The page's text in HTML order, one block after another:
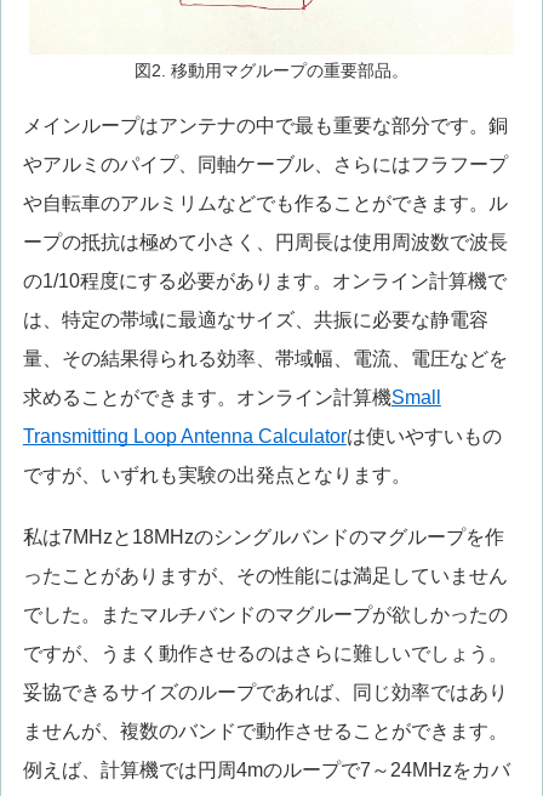
図2. 移動用マグループの重要部品。
メインループはアンテナの中で最も重要な部分です。銅
やアルミのパイプ、同軸ケーブル、さらにはフラフープ
や自転車のアルミリムなどでも作ることができます。ル
ープの抵抗は極めて小さく、円周長は使用周波数で波長
の1/10程度にする必要があります。オンライン計算機で
は、特定の帯域に最適なサイズ、共振に必要な静電容
量、その結果得られる効率、帯域幅、電流、電圧などを
求めることができます。オンライン計算機Small
Transmitting Loop Antenna Calculatorは使いやすいもの
ですが、いずれも実験の出発点となります。
私は7MHzと18MHzのシングルバンドのマグループを作
ったことがありますが、その性能には満足していません
でした。またマルチバンドのマグループが欲しかったの
ですが、うまく動作させるのはさらに難しいでしょう。
妥協できるサイズのループであれば、同じ効率ではあり
ませんが、複数のバンドで動作させることができます。
例えば、計算機では円周4mのループで7～24MHzをカバ